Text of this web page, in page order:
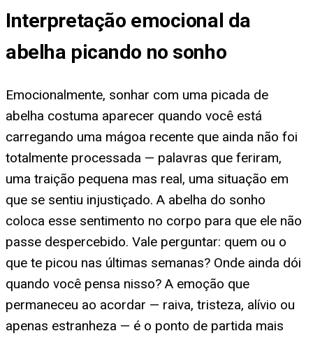
Interpretação emocional da
abelha picando no sonho
Emocionalmente, sonhar com uma picada de
abelha costuma aparecer quando você está
carregando uma mágoa recente que ainda não foi
totalmente processada — palavras que feriram,
uma traição pequena mas real, uma situação em
que se sentiu injustiçado. A abelha do sonho
coloca esse sentimento no corpo para que ele não
passe despercebido. Vale perguntar: quem ou o
que te picou nas últimas semanas? Onde ainda dói
quando você pensa nisso? A emoção que
permaneceu ao acordar — raiva, tristeza, alívio ou
apenas estranheza — é o ponto de partida mais